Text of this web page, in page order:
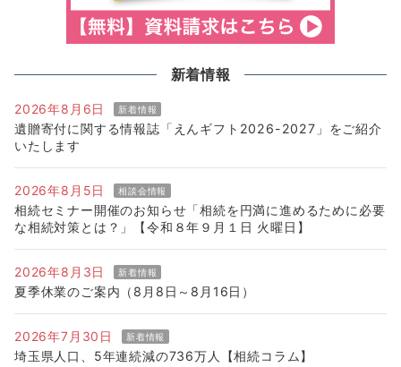
新着情報
2026年8月6日 新着情報
遺贈寄付に関する情報誌「えんギフト2026-2027」をご紹介
いたします
2026年8月5日 相談会情報
相続セミナー開催のお知らせ「相続を円満に進めるために必要
な相続対策とは？」【令和８年９月１日 火曜日】
2026年8月3日 新着情報
夏季休業のご案内（8月8日～8月16日）
2026年7月30日 新着情報
埼玉県人口、5年連続減の736万人【相続コラム】